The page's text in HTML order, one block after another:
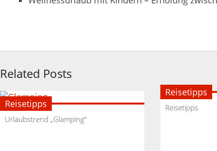
Related Posts
Reisetipps
Urlaubstrend „Glamping“
Reisetipps
Reisetipps